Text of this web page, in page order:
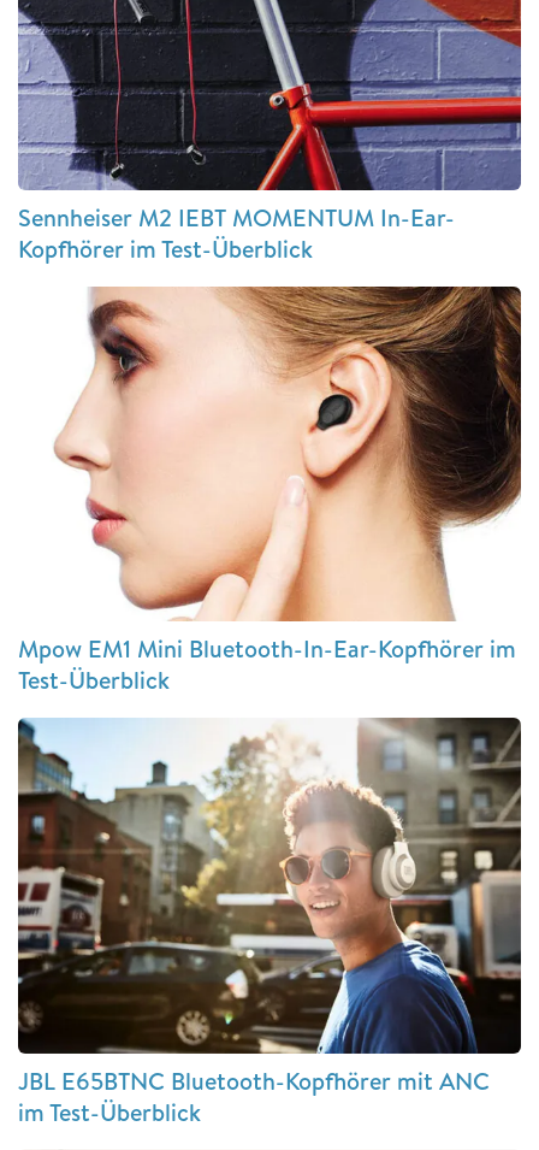
Sennheiser M2 IEBT MOMENTUM In-Ear-
Kopfhörer im Test-Überblick
Mpow EM1 Mini Bluetooth-In-Ear-Kopfhörer im
Test-Überblick
JBL E65BTNC Bluetooth-Kopfhörer mit ANC
im Test-Überblick